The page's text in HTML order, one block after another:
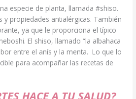
especie de planta, llamada #shiso.
y propiedades antialérgicas. También
ya que le proporciona el típico
El shiso, llamado “la albahaca
entre el anís y la menta. Lo que lo
para acompañar las recetas de
HACE A TU SALUD?